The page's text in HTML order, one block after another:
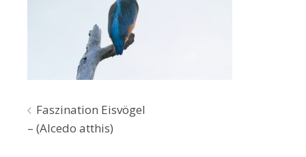
Beitragsnavigation
Faszination Eisvögel
– (Alcedo atthis)